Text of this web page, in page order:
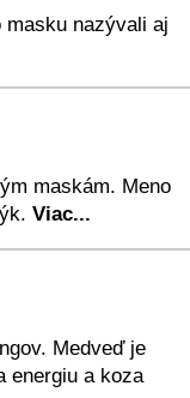
nazývali aj
maskám. Meno
Viac...
Medveď je
energiu a koza